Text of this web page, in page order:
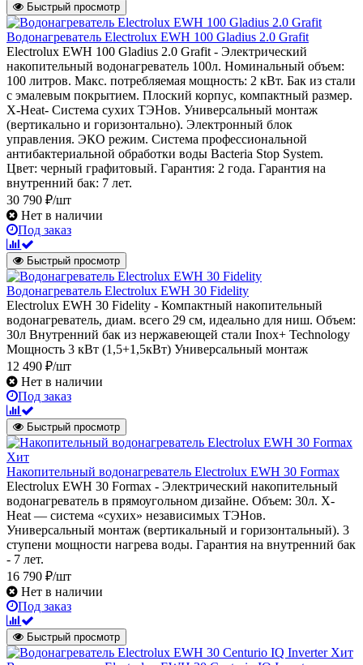
Быстрый просмотр
Водонагреватель Electrolux EWH 100 Gladius 2.0 Grafit
Electrolux EWH 100 Gladius 2.0 Grafit - Электрический
накопительный водонагреватель 100л. Номинальный объем:
100 литров. Макс. потребляемая мощность: 2 кВт. Бак из стали
с эмалевым покрытием. Плоский корпус, компактный размер.
X-Heat- Система сухих ТЭНов. Универсальный монтаж
(вертикально и горизонтально). Электронный блок
управления. ЭКО режим. Система профессиональной
антибактериальной обработки воды Bacteria Stop System.
Цвет: черный графитовый. Гарантия: 2 года. Гарантия на
внутренний бак: 7 лет.
30 790 ₽/шт
Нет в наличии
Под заказ
Быстрый просмотр
Водонагреватель Electrolux EWH 30 Fidelity
Electrolux EWH 30 Fidelity - Компактный накопительный
водонагреватель, диам. всего 29 см, идеально для ниш. Объем:
30л Внутренний бак из нержавеющей стали Inox+ Technology
Мощность 3 кВт (1,5+1,5кВт) Универсальный монтаж
12 490 ₽/шт
Нет в наличии
Под заказ
Быстрый просмотр
Хит
Накопительный водонагреватель Electrolux EWH 30 Formax
Electrolux EWH 30 Formax - Электрический накопительный
водонагреватель в прямоугольном дизайне. Объем: 30л. X-
Heat — система «сухих» независимых ТЭНов.
Универсальный монтаж (вертикальный и горизонтальный). 3
ступени мощности нагрева воды. Гарантия на внутренний бак
- 7 лет.
16 790 ₽/шт
Нет в наличии
Под заказ
Быстрый просмотр
Хит